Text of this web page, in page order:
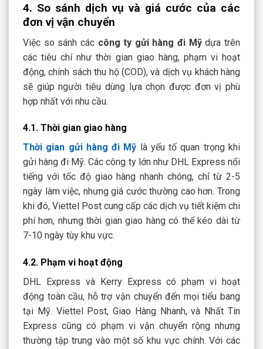
4. So sánh dịch vụ và giá cước của các
đơn vị vận chuyển
Việc so sánh các công ty gửi hàng đi Mỹdựa trên
các tiêu chí như thời gian giao hàng, phạm vi hoạt
động, chính sách thu hộ (COD), và dịch vụ khách hàng
sẽ giúp người tiêu dùng lựa chọn được đơn vị phù
hợp nhất với nhu cầu.
4.1. Thời gian giao hàng
Thời gian gửi hàng đi Mỹ là yếu tố quan trọng khi
gửi hàng đi Mỹ. Các công ty lớn như DHL Express nổi
tiếng với tốc độ giao hàng nhanh chóng, chỉ từ 2-5
ngày làm việc, nhưng giá cước thường cao hơn. Trong
khi đó, Viettel Post cung cấp các dịch vụ tiết kiệm chi
phí hơn, nhưng thời gian giao hàng có thể kéo dài từ
7-10 ngày tùy khu vực.
4.2. Phạm vi hoạt động
DHL Express và Kerry Express có phạm vi hoạt
động toàn cầu, hỗ trợ vận chuyển đến mọi tiểu bang
tại Mỹ. Viettel Post, Giao Hàng Nhanh, và Nhất Tín
Express cũng có phạm vi vận chuyển rộng nhưng
thường tập trung vào một số khu vực chính. Với các